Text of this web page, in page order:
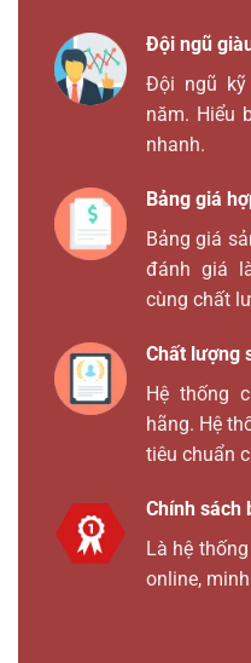
Đội ngũ
Đội ngũ kỹ
năm. Hiểu
nhanh.
Bảng giá
Bảng giá
đánh giá
cùng chất
Chất lượng
Hệ thống
hãng. Hệ
tiêu chuẩn
Chính sách
Là hệ
online,